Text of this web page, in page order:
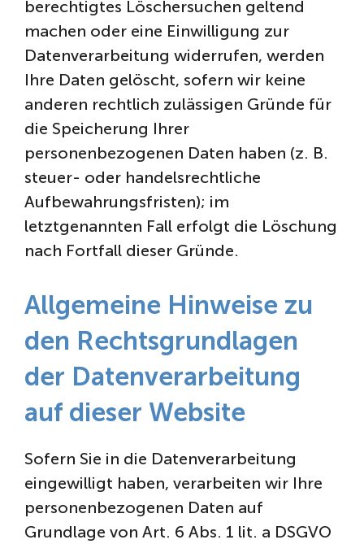
berechtigtes Löschersuchen geltend
machen oder eine Einwilligung zur
Datenverarbeitung widerrufen, werden
Ihre Daten gelöscht, sofern wir keine
anderen rechtlich zulässigen Gründe für
die Speicherung Ihrer
personenbezogenen Daten haben (z. B.
steuer- oder handelsrechtliche
Aufbewahrungsfristen); im
letztgenannten Fall erfolgt die Löschung
nach Fortfall dieser Gründe.
Allgemeine Hinweise zu
den Rechtsgrundlagen
der Datenverarbeitung
auf dieser Website
Sofern Sie in die Datenverarbeitung
eingewilligt haben, verarbeiten wir Ihre
personenbezogenen Daten auf
Grundlage von Art. 6 Abs. 1 lit. a DSGVO